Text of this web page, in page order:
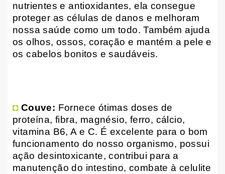
nutrientes e antioxidantes, ela consegue
proteger as células de danos e melhoram
nossa saúde como um todo. Também ajuda
os olhos, ossos, coração e mantém a pele e
os cabelos bonitos e saudáveis.
◘ Couve: Fornece ótimas doses de
proteína, fibra, magnésio, ferro, cálcio,
vitamina B6, A e C. É excelente para o bom
funcionamento do nosso organismo, possui
ação desintoxicante, contribui para a
manutenção do intestino, combate à celulite